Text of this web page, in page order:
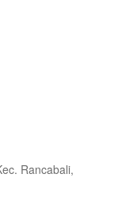
Rancabali,